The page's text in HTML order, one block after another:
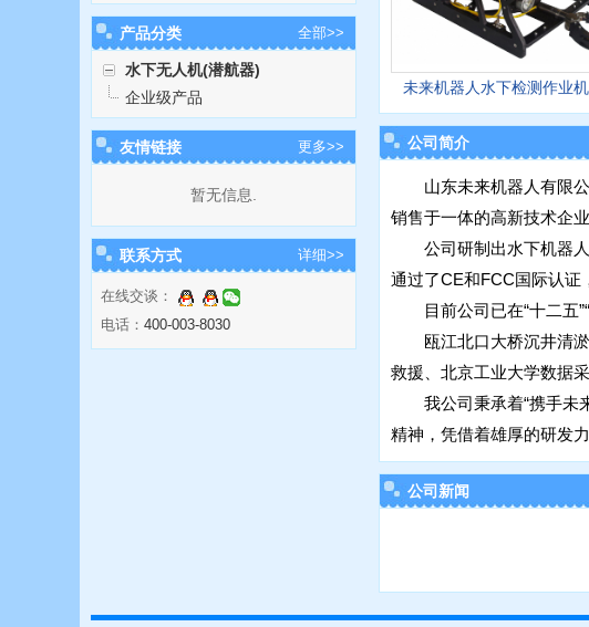
产品分类 全部>>
水下无人机(潜航器)
企业级产品
友情链接 更多>>
暂无信息.
联系方式 详细>>
在线交谈：
电话： 400-003-8030
未来机器人水下检测作业
公司简介
山东未来机器人有限
销售于一体的高新技术企业
公司研制出水下机器
通过了CE和FCC国际认证
目前公司已在“十二五
瓯江北口大桥沉井清
救援、北京工业大学数据
我公司秉承着“携手未
精神，凭借着雄厚的研发
公司新闻